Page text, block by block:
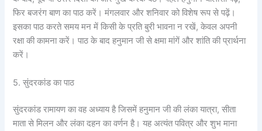
फिर बजरंग बाण का पाठ करें। मंगलवार और शनिवार को विशेष रूप से पढ़ें।
इसका पाठ करते समय मन में किसी के प्रति बुरी भावना न रखें, केवल अपनी
रक्षा की कामना करें। पाठ के बाद हनुमान जी से क्षमा मांगें और शांति की प्रार्थना
करें।
5. सुंदरकांड का पाठ
सुंदरकांड रामायण का वह अध्याय है जिसमें हनुमान जी की लंका यात्रा, सीता
माता से मिलन और लंका दहन का वर्णन है। यह अत्यंत पवित्र और शुभ माना